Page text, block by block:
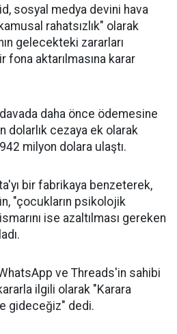
sosyal medya devini hava
rahatsızlık" olarak
gelecekteki zararları
fona aktarılmasına karar
davada daha önce ödemesine
dolarlık cezaya ek olarak
milyon dolara ulaştı.
bir fabrikaya benzeterek,
"çocukların psikolojik
ise azaltılması gereken
ve Threads'in sahibi
ilgili olarak "Karara
gideceğiz" dedi.